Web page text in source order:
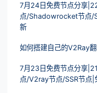
7月24日免费节点分享
点/Shadowrocket节点/
新
如何搭建自己的V2Ray
7月23日免费节点分享
点/V2ray节点/SSR节点|